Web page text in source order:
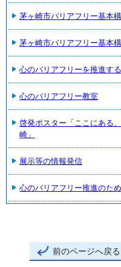
茅ヶ崎市バリアフリー基本
茅ヶ崎市バリアフリー基本
心のバリアフリーを推進す
心のバリアフリー教室
啓発ポスター「ここにある
崎」
展示等の情報発信
心のバリアフリー推進のた
前のページへ戻る